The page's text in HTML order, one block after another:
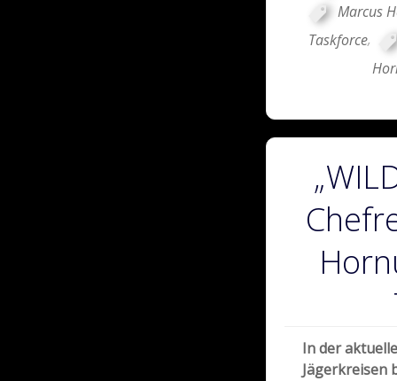
Marcus
Taskforce,
In der
Jägerkreisen